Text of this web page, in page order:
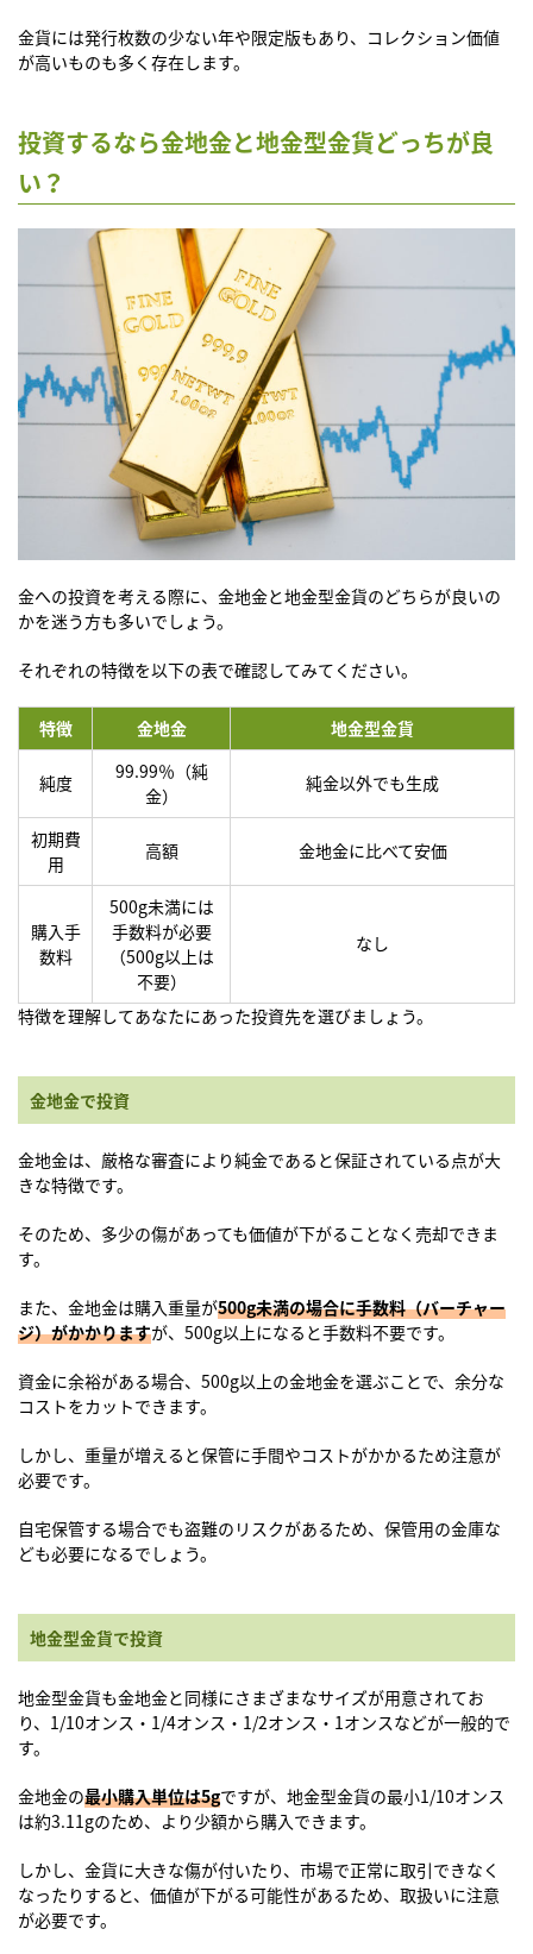
金貨には発行枚数の少ない年や限定版もあり、コレクション価値
が高いものも多く存在します。
投資するなら金地金と地金型金貨どっちが良
い？
金への投資を考える際に、金地金と地金型金貨のどちらが良いの
かを迷う方も多いでしょう。
それぞれの特徴を以下の表で確認してみてください。
特徴 金地金 地金型金貨
純度
99.99％（純
金）
純金以外でも生成
初期費
用
高額 金地金に比べて安価
購入手
数料
500g未満には
手数料が必要
（500g以上は
不要）
なし
特徴を理解してあなたにあった投資先を選びましょう。
金地金で投資
金地金は、厳格な審査により純金であると保証されている点が大
きな特徴です。
そのため、多少の傷があっても価値が下がることなく売却できま
す。
また、金地金は購入重量が500g未満の場合に手数料（バーチャー
ジ）がかかりますが、500g以上になると手数料不要です。
資金に余裕がある場合、500g以上の金地金を選ぶことで、余分な
コストをカットできます。
しかし、重量が増えると保管に手間やコストがかかるため注意が
必要です。
自宅保管する場合でも盗難のリスクがあるため、保管用の金庫な
ども必要になるでしょう。
地金型金貨で投資
地金型金貨も金地金と同様にさまざまなサイズが用意されてお
り、1/10オンス・1/4オンス・1/2オンス・1オンスなどが一般的で
す。
金地金の最小購入単位は5gですが、地金型金貨の最小1/10オンス
は約3.11gのため、より少額から購入できます。
しかし、金貨に大きな傷が付いたり、市場で正常に取引できなく
なったりすると、価値が下がる可能性があるため、取扱いに注意
が必要です。